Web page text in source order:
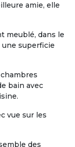
amie, elle
meublé, dans le
une superficie
bain avec
vue sur les
des